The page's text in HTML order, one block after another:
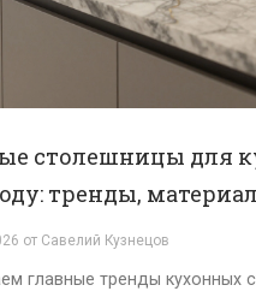
столешницы для
тренды,
по выбору
от Савелий Кузнецов
главные тренды кухонных